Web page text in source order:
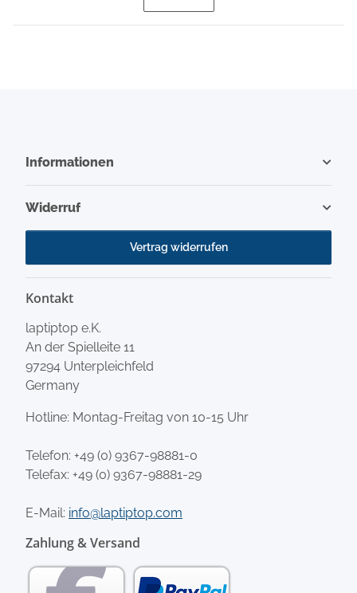
Informationen
Widerruf
Vertrag widerrufen
Kontakt
laptiptop e.K.
An der Spielleite 11
97294 Unterpleichfeld
Germany
Hotline: Montag-Freitag von 10-15 Uhr
Telefon: +49 (0) 9367-98881-0
Telefax: +49 (0) 9367-98881-29
E-Mail: info@laptiptop.com
Zahlung & Versand